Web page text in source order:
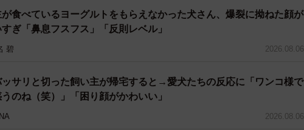
動物がいる家庭で育ってきて、いつか自分に家族ができた時にお迎
夫は猫を飼ったことがなかったので、坂本さんは猫のいる生活をた
願いし続けたら、やがて夫は折れてくれたという。
きました。初対面は写真よりも小さくて可愛くて、警戒することな
た。無邪気なうにに一瞬にして心奪われました」
なので、うにちゃんという名前にしたそうだ
食べているヨーグルトをもらえなかった犬さん、爆裂に拗ねた顔が
ぎ「鼻息フスフス」「反則レベル」
碧 2026.08.06
ッサリと切った飼い主が帰宅すると→愛犬たちの反応に「ワンコ様で
うのね（笑）」「困り顔がかわいい」
2026.08.06